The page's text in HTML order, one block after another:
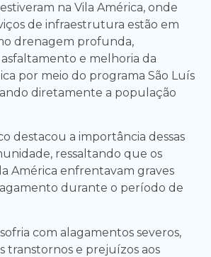
na Vila América, onde
de infraestrutura estão em
drenagem profunda,
e melhoria da
por meio do programa São Luís
diretamente a população
destacou a importância dessas
ressaltando que os
América enfrentavam graves
durante o período de
com alagamentos severos,
transtornos e prejuízos aos